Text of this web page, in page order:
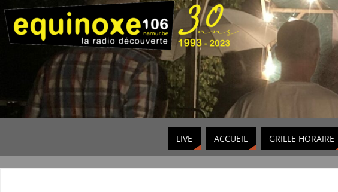
LIVE ACCUEIL GRILLE HORAIRE